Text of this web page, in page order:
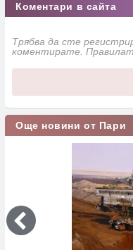
Коментари в сайта
Трябва да сте
коментирате.
Още новини от Пари